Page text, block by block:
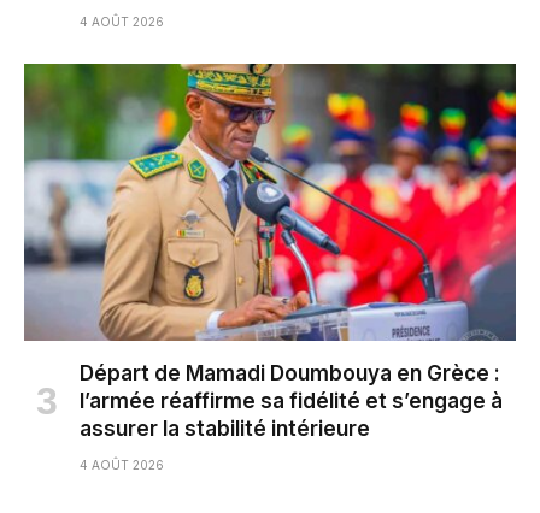
4 AOÛT 2026
Départ de Mamadi Doumbouya en Grèce :
l’armée réaffirme sa fidélité et s’engage à
assurer la stabilité intérieure
4 AOÛT 2026